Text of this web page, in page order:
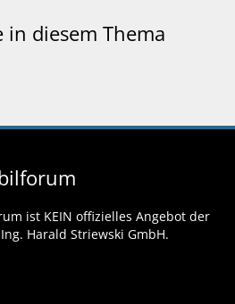
diesem Thema
ist KEIN offizielles Angebot der
Harald Striewski GmbH.